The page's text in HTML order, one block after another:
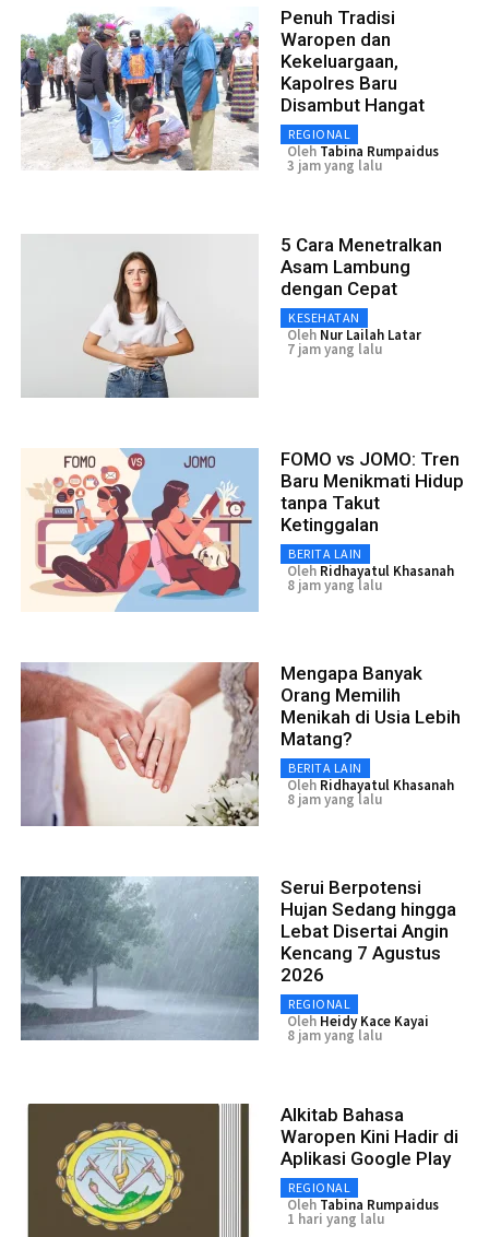
Penuh Tradisi
Waropen dan
Kekeluargaan,
Kapolres Baru
Disambut Hangat
REGIONAL
Oleh Tabina Rumpaidus
3 jam yang lalu
5 Cara Menetralkan
Asam Lambung
dengan Cepat
KESEHATAN
Oleh Nur Lailah Latar
7 jam yang lalu
FOMO vs JOMO: Tren
Baru Menikmati Hidup
tanpa Takut
Ketinggalan
BERITA LAIN
Oleh Ridhayatul Khasanah
8 jam yang lalu
Mengapa Banyak
Orang Memilih
Menikah di Usia Lebih
Matang?
BERITA LAIN
Oleh Ridhayatul Khasanah
8 jam yang lalu
Serui Berpotensi
Hujan Sedang hingga
Lebat Disertai Angin
Kencang 7 Agustus
2026
REGIONAL
Oleh Heidy Kace Kayai
8 jam yang lalu
Alkitab Bahasa
Waropen Kini Hadir di
Aplikasi Google Play
REGIONAL
Oleh Tabina Rumpaidus
1 hari yang lalu